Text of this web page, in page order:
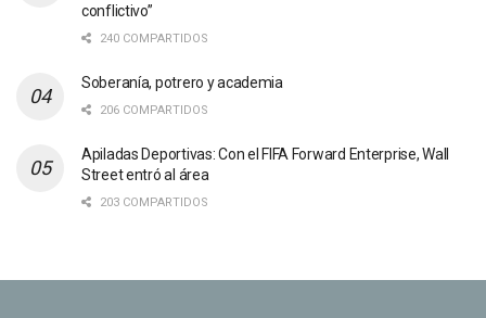
conflictivo”
240 COMPARTIDOS
Soberanía, potrero y academia
206 COMPARTIDOS
Apiladas Deportivas: Con el FIFA Forward Enterprise, Wall
Street entró al área
203 COMPARTIDOS